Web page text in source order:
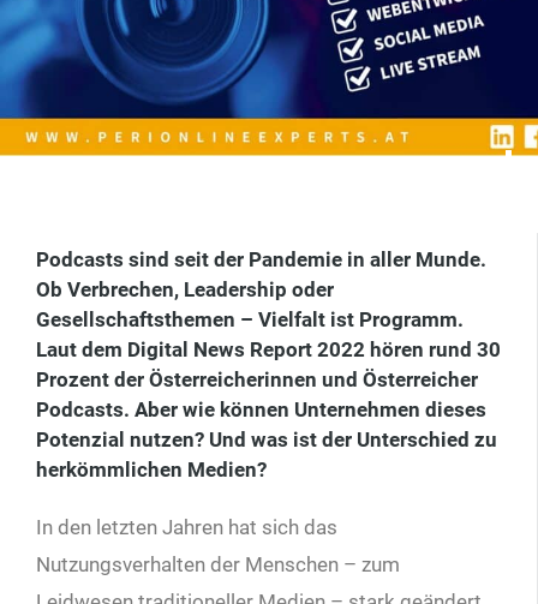
Podcasts sind seit der Pandemie in aller Munde.
Ob Verbrechen, Leadership oder
Gesellschaftsthemen – Vielfalt ist Programm.
Laut dem Digital News Report 2022 hören rund 30
Prozent der Österreicherinnen und Österreicher
Podcasts. Aber wie können Unternehmen dieses
Potenzial nutzen? Und was ist der Unterschied zu
herkömmlichen Medien?
In den letzten Jahren hat sich das
Nutzungsverhalten der Menschen – zum